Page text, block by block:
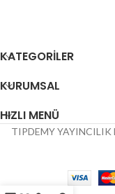
KATEGORİLER
KURUMSAL
HIZLI MENÜ
TIPDEMY